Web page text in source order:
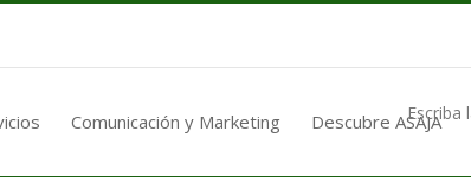
Comunicación y Marketing Descubre ASAJA
Escriba